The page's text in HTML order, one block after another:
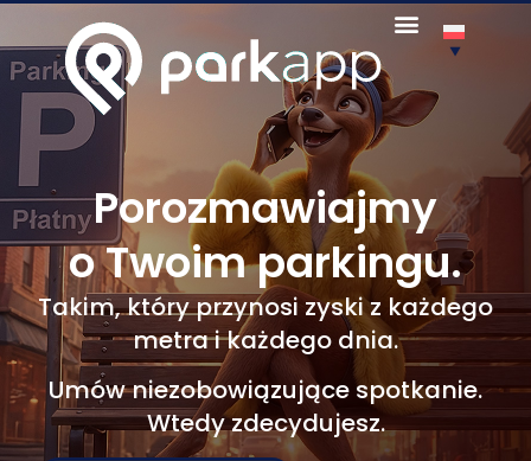
Porozmawiajmy
o Twoim parkingu.
Takim, który przynosi zyski z każdego
metra i każdego dnia.
Umów niezobowiązujące spotkanie.
Wtedy zdecydujesz.